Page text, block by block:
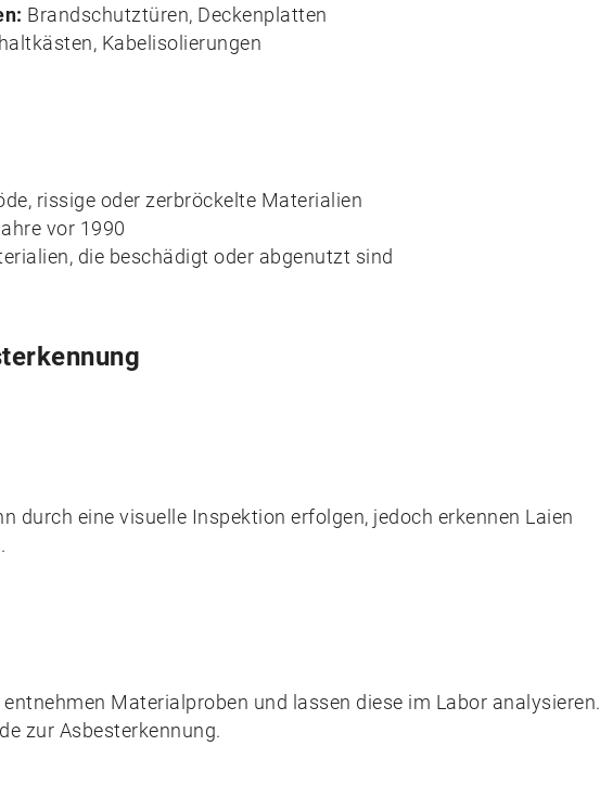
Brandschutztüren, Deckenplatten
Kabelisolierungen
rissige oder zerbröckelte Materialien
vor 1990
die beschädigt oder abgenutzt sind
durch eine visuelle Inspektion erfolgen, jedoch erkennen Laien
Materialproben und lassen diese im Labor analysieren.
zur Asbesterkennung.